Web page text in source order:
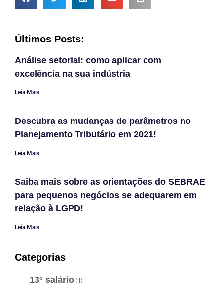
Últimos Posts:
Análise setorial: como aplicar com
excelência na sua indústria
Leia Mais
Descubra as mudanças de parâmetros no
Planejamento Tributário em 2021!
Leia Mais
Saiba mais sobre as orientações do SEBRAE
para pequenos negócios se adequarem em
relação à LGPD!
Leia Mais
Categorias
13° salário (1)